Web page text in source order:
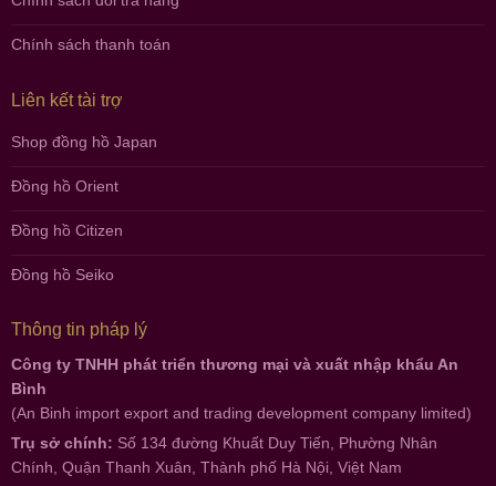
Chính sách thanh toán
Liên kết tài trợ
Shop đồng hồ Japan
Đồng hồ Orient
Đồng hồ Citizen
Đồng hồ Seiko
Thông tin pháp lý
Công ty TNHH phát triển thương mại và xuất nhập khẩu An
Bình
(An Binh import export and trading development company limited)
Trụ sở chính: Số 134 đường Khuất Duy Tiến, Phường Nhân
Chính, Quận Thanh Xuân, Thành phố Hà Nội, Việt Nam